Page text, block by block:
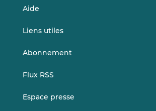
Aide
Liens utiles
Abonnement
Flux RSS
Espace presse